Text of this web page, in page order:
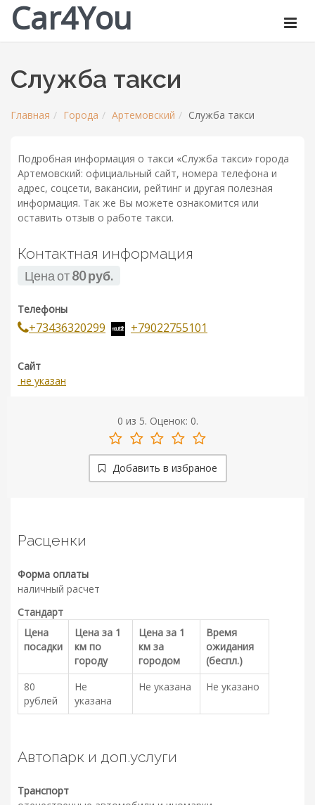
Car4You
Служба такси
Главная Города Артемовский Служба такси
Подробная информация о такси «Служба такси» города
Артемовский: официальный сайт, номера телефона и
адрес, соцсети, вакансии, рейтинг и другая полезная
информация. Так же Вы можете ознакомится или
оставить отзыв о работе такси.
Контактная информация
Цена от80 руб.
Телефоны
+73436320299 +79022755101
Сайт
не указан
0 из 5. Оценок: 0.
Добавить в избраное
Расценки
Форма оплаты
наличный расчет
Стандарт
Цена
посадки
Цена за 1
км по
городу
Цена за 1
км за
городом
Время
ожидания
(беспл.)
80
рублей
Не
указана
Не указана Не указано
Автопарк и доп.услуги
Транспорт